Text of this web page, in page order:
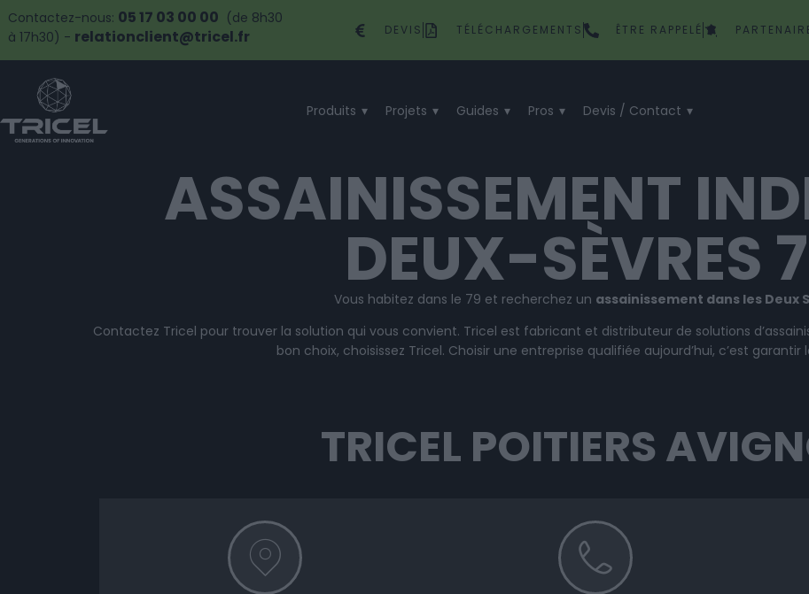
Contactez-nous: 05 17 03 00 00 (de 8h30
à 17h30) - relationclient@tricel.fr DEVIS TÉLÉCHARGEMENTS ÊTRE RAPPELÉ
Produits Projets Guides Pros Devis / Contact
ASSAINISSEMENT
DEUX-SÈVRES
Vous habitez dans le 79 et recherchez un assainissement dans les Deux
Contactez Tricel pour trouver la solution qui vous convient. Tricel est fabricant et distributeur de solutions
bon choix, choisissez Tricel. Choisir une entreprise qualifiée aujourd’hui, c’est
TRICEL POITIERS